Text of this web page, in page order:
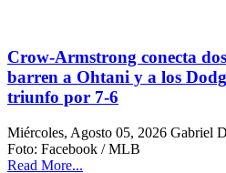
Crow-Armstrong conecta
barren a Ohtani y a los
triunfo por 7-6
Miércoles, Agosto 05, 2026 Gabriel
Foto: Facebook / MLB
Read More...